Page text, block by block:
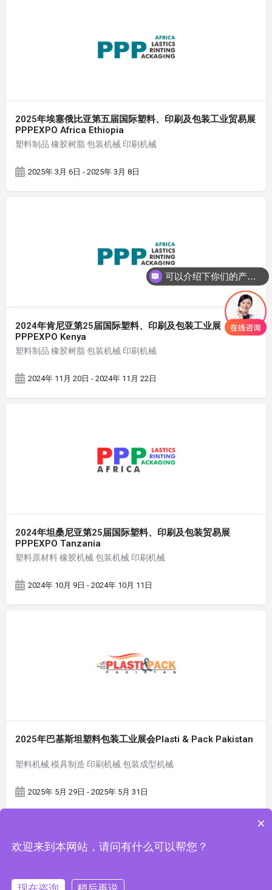
2025年埃塞俄比亚第五届国际塑料、印刷及包装工业贸易展
PPPEXPO Africa Ethiopia
塑料制品 橡胶树脂 包装机械 印刷机械
2025年 3月 6日 - 2025年 3月 8日
2024年肯尼亚第25届国际塑料、印刷及包装工业展
PPPEXPO Kenya
塑料制品 橡胶树脂 包装机械 印刷机械
2024年 11月 20日 - 2024年 11月 22日
2024年坦桑尼亚第25届国际塑料、印刷及包装贸易展
PPPEXPO Tanzania
塑料原材料 橡胶机械 包装机械 印刷机械
2024年 10月 9日 - 2024年 10月 11日
2025年巴基斯坦塑料包装工业展会Plasti & Pack Pakistan
塑料机械 模具制造 印刷机械 包装成型机械
2025年 5月 29日 - 2025年 5月 31日
可以介绍下你们的产品么
×
欢迎来到本网站，请问有什么可以帮您？